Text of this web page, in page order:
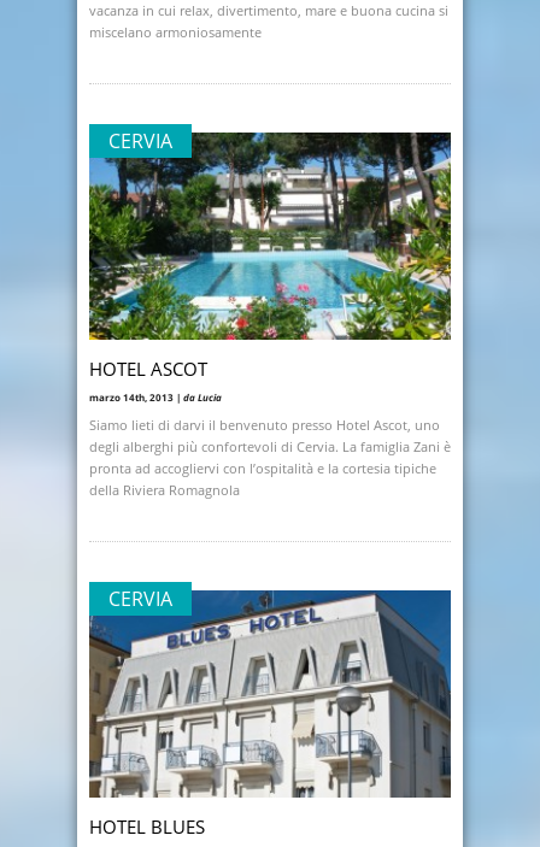
vacanza in cui relax, divertimento, mare e buona cucina si
miscelano armoniosamente
CERVIA
HOTEL ASCOT
marzo 14th, 2013 | da Lucia
Siamo lieti di darvi il benvenuto presso Hotel Ascot, uno
degli alberghi più confortevoli di Cervia. La famiglia Zani è
pronta ad accogliervi con l’ospitalità e la cortesia tipiche
della Riviera Romagnola
CERVIA
HOTEL BLUES